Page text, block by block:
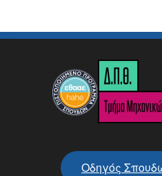
Οδηγός